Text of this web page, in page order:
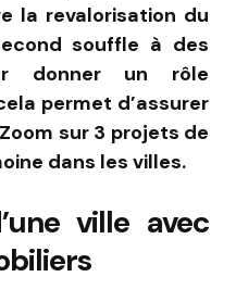
la revalorisation du
souffle à des
donner un rôle
permet d’assurer
sur 3 projets de
dans les villes.
ville avec